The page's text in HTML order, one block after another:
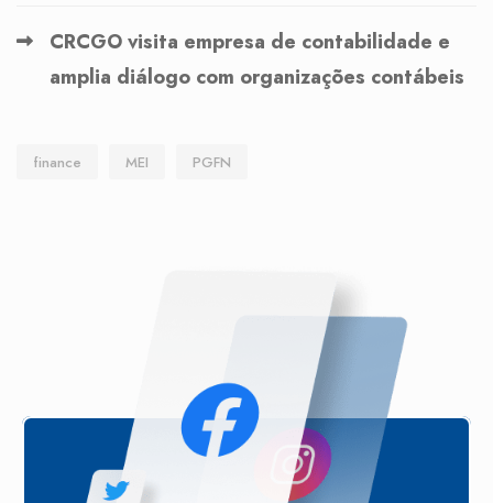
CRCGO visita empresa de contabilidade e
amplia diálogo com organizações contábeis
finance MEI PGFN